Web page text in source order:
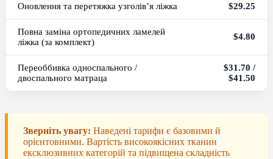
Оновлення та перетяжка узголів’я ліжка $29.25
Повна заміна ортопедичних ламелей
ліжка (за комплект)
$4.80
Переоббивка односпального /
двоспального матраца
$31.70 /
$41.50
Зверніть увагу: Наведені тарифи є базовими й
орієнтовними. Вартість високоякісних тканин
ексклюзивних категорій та підвищена складність